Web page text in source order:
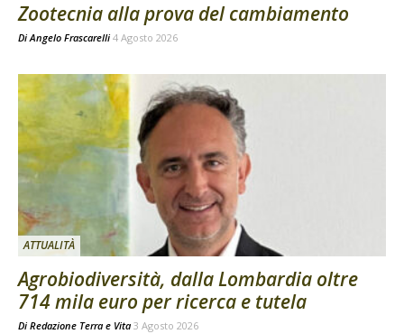
Zootecnia alla prova del cambiamento
DiAngelo Frascarelli 4 Agosto 2026
ATTUALITÀ
Agrobiodiversità, dalla Lombardia oltre
714 mila euro per ricerca e tutela
Di Redazione Terra e Vita 3 Agosto 2026